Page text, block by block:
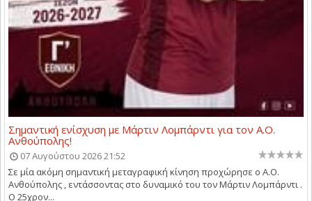
Σημαντική ενίσχυση με Μάρτιν Λομπάρντι για τον Α.Ο.
Ανθούπολης!
07 Αυγούστου 2026 21:52
Σε μία ακόμη σημαντική μεταγραφική κίνηση προχώρησε ο Α.Ο.
Ανθούπολης , εντάσσοντας στο δυναμικό του τον Μάρτιν Λομπάρντι .
Ο 25χρον...